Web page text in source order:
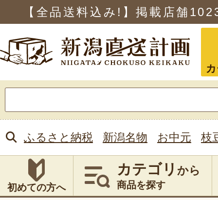
【全品送料込み!】掲載店舗
索:
ふるさと納税 新潟名物 お中元 枝
初めての方へ
カテゴリ から
商品を探す